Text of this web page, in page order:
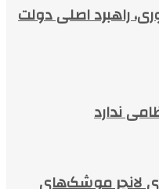
راهبرد اصلی دولت
ندارد
لانچر موشک‌های